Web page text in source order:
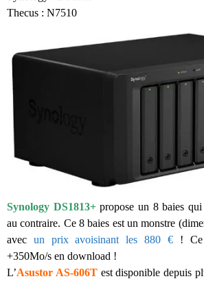
Thecus : N7510
Synology DS1813+propose un 8 baies qui
au contraire. Ce 8 baies est un monstre
avec un prix avoisinant les 880 €! Ce
+350Mo/s en download !
L’Asustor AS-606Test disponible depuis